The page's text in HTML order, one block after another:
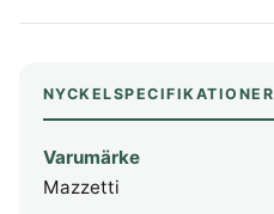
NYCKELSPECIFIKATIONER
Varumärke
Mazzetti